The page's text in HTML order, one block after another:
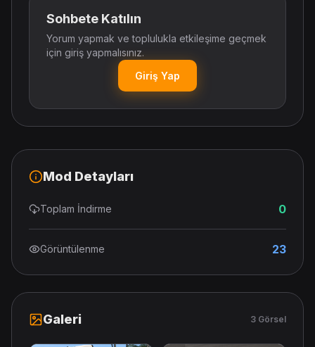
Sohbete Katılın
Yorum yapmak ve toplulukla etkileşime geçmek
için giriş yapmalısınız.
Giriş Yap
Mod Detayları
Toplam İndirme 0
Görüntülenme 23
Galeri 3 Görsel